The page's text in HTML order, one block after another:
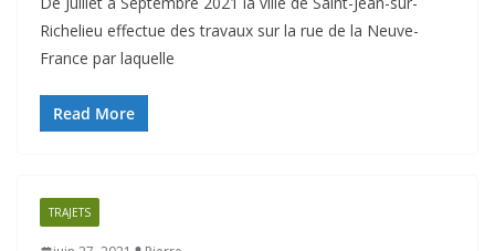
Richelieu effectue des travaux sur la rue de la Neuve-
France par laquelle
Read More
TRAJETS